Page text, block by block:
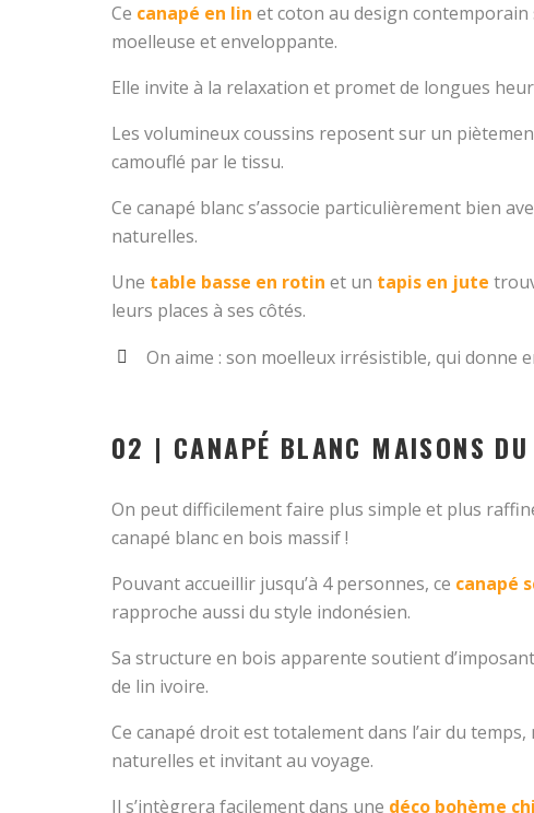
Ce canapé en lin et coton au design contemporain
moelleuse et enveloppante.
Elle invite à la relaxation et promet de longues
Les volumineux coussins reposent sur un
camouflé par le tissu.
Ce canapé blanc s’associe particulièrement bien
naturelles.
Une table basse en rotin et un tapis en jute
leurs places à ses côtés.
On aime : son moelleux irrésistible, qui donne
02 | CANAPÉ BLANC MAISONS DU
On peut difficilement faire plus simple et plus
canapé blanc en bois massif !
Pouvant accueillir jusqu’à 4 personnes, ce canapé
rapproche aussi du style indonésien.
Sa structure en bois apparente soutient
de lin ivoire.
Ce canapé droit est totalement dans l’air du
naturelles et invitant au voyage.
Il s’intègrera facilement dans une déco bohème